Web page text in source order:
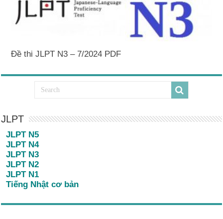
Đề thi JLPT N3 – 7/2024 PDF
JLPT
JLPT N5
JLPT N4
JLPT N3
JLPT N2
JLPT N1
Tiếng Nhật cơ bản